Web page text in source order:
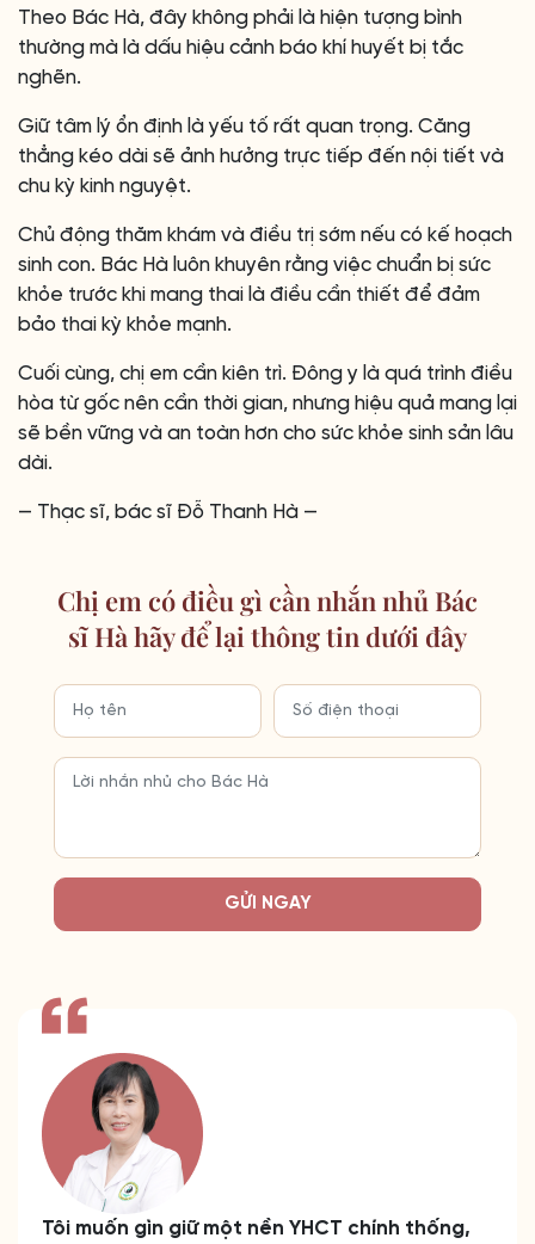
Theo Bác Hà, đây không phải là hiện tượng bình
thường mà là dấu hiệu cảnh báo khí huyết bị tắc
nghẽn.
Giữ tâm lý ổn định là yếu tố rất quan trọng. Căng
thẳng kéo dài sẽ ảnh hưởng trực tiếp đến nội tiết và
chu kỳ kinh nguyệt.
Chủ động thăm khám và điều trị sớm nếu có kế hoạch
sinh con. Bác Hà luôn khuyên rằng việc chuẩn bị sức
khỏe trước khi mang thai là điều cần thiết để đảm
bảo thai kỳ khỏe mạnh.
Cuối cùng, chị em cần kiên trì. Đông y là quá trình điều
hòa từ gốc nên cần thời gian, nhưng hiệu quả mang lại
sẽ bền vững và an toàn hơn cho sức khỏe sinh sản lâu
dài.
— Thạc sĩ, bác sĩ Đỗ Thanh Hà —
Chị em có điều gì cần nhắn nhủ Bác
sĩ Hà hãy để lại thông tin dưới đây
GỬI NGAY
Tôi muốn gìn giữ một nền YHCT chính thống,